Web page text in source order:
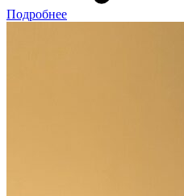
Подробнее